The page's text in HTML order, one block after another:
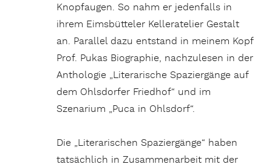
Knopfaugen. So nahm er jedenfalls in
ihrem Eimsbütteler Kelleratelier Gestalt
an. Parallel dazu entstand in meinem Kopf
Prof. Pukas Biographie, nachzulesen in der
Anthologie „Literarische Spaziergänge auf
dem Ohlsdorfer Friedhof“ und im
Szenarium „Puca in Ohlsdorf“.
Die „Literarischen Spaziergänge“ haben
tatsächlich in Zusammenarbeit mit der